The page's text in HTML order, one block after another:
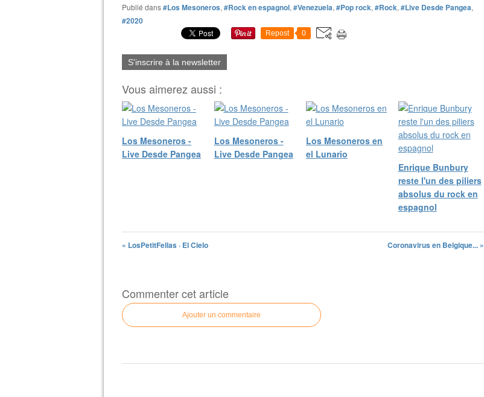
Publié dans#Los Mesoneros, #Rock en espagnol, #Venezuela, #Pop rock, #Rock, #Live Desde Pangea,
#2020
Repost 0
S'inscrire à la newsletter
Vous aimerez aussi :
Los Mesoneros -
Live Desde Pangea
Los Mesoneros -
Live Desde Pangea
Los Mesoneros en
el Lunario
Enrique Bunbury
reste l'un des piliers
absolus du rock en
espagnol
« LosPetitFellas · El Cielo Coronavirus en Belgique... »
Commenter cet article
Ajouter un commentaire